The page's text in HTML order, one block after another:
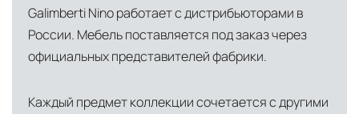
Условия доставки по Москве и Московской
области
Для клиентов Москвы и МО предусмотрены
Galimberti Nino работает с дистрибьюторами в
России. Мебель поставляется под заказ через
официальных представителей фабрики.
Каждый предмет коллекции сочетается с другими